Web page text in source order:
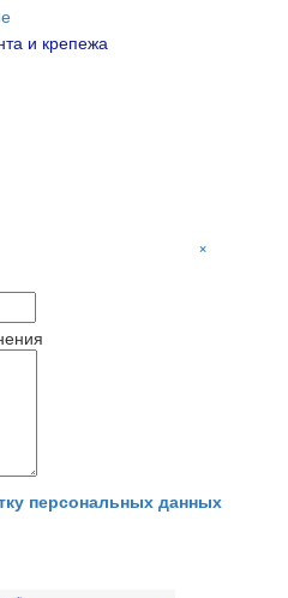
и крепежа
×
персональных данных